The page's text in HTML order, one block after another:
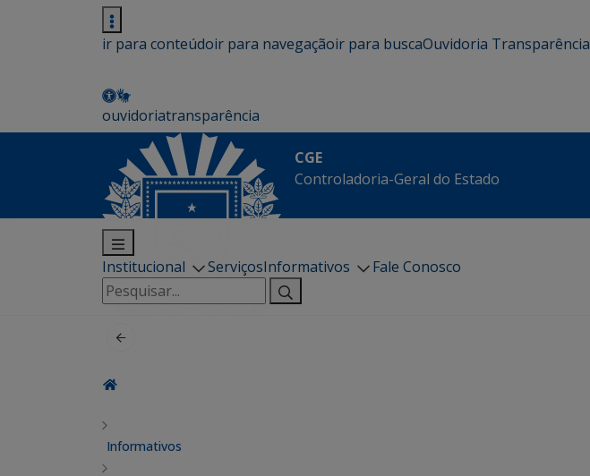
ir para conteúdoir para navegaçãoir para buscaOuvidoria Transparência
ouvidoriatransparência
CGE
Controladoria-Geral do Estado
Institucional ServiçosInformativos
Fale Conosco
Pesquisar
por:
Informativos